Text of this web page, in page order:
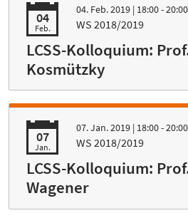
04
Feb.
04. Feb. 2019 | 18:00 - 20:00
WS 2018/2019
LCSS-Kolloquium:
Kosmützky
07
Jan.
07. Jan. 2019 | 18:00 - 20:00
WS 2018/2019
LCSS-Kolloquium:
Wagener